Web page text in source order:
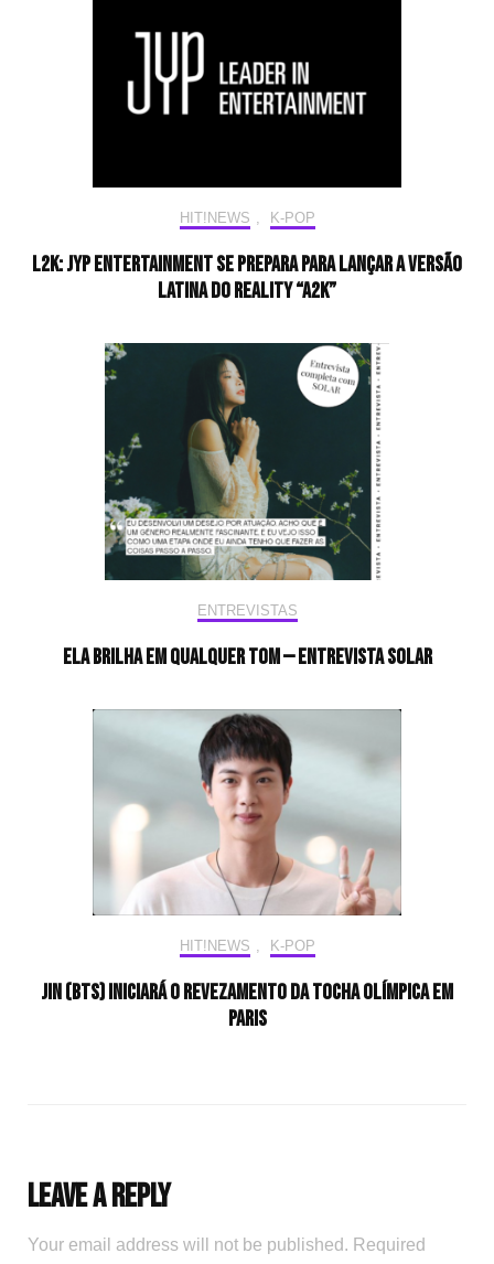
HIT!NEWS K-POP
L2K: JYP Entertainment se prepara para lançar a versão
latina do reality “A2K”
ENTREVISTAS
Ela brilha em qualquer tom — Entrevista Solar
HIT!NEWS K-POP
Jin (BTS) iniciará o revezamento da tocha olímpica em
Paris
Leave a Reply
Your email address will not be published. Required